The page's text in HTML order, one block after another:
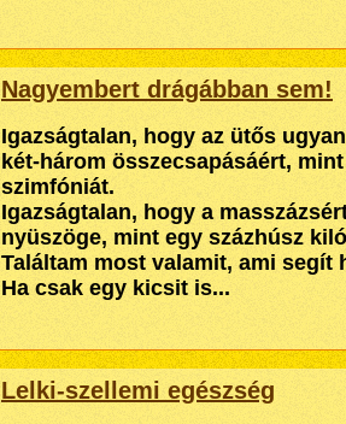
Nagyembert drágábban sem!
Igazságtalan, hogy az ütős
két-három összecsapásáért,
szimfóniát.
Igazságtalan, hogy a
nyüszöge, mint egy százhúsz
Találtam most valamit, ami
Ha csak egy kicsit is...
Lelki-szellemi egészség